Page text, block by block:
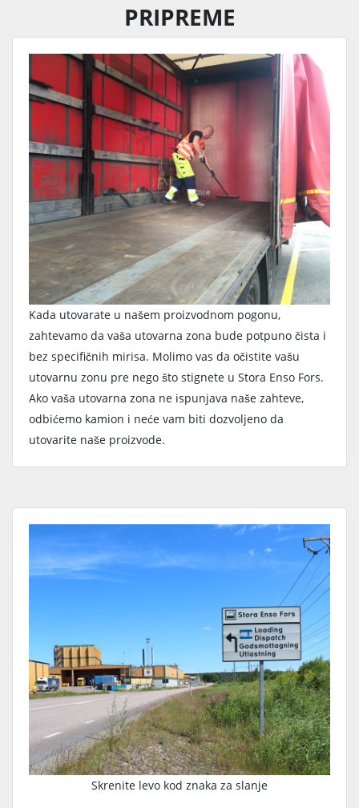
PRIPREME
Kada utovarate u našem proizvodnom pogonu,
zahtevamo da vaša utovarna zona bude potpuno čista i
bez specifičnih mirisa. Molimo vas da očistite vašu
utovarnu zonu pre nego što stignete u Stora Enso Fors.
Ako vaša utovarna zona ne ispunjava naše zahteve,
odbićemo kamion i neće vam biti dozvoljeno da
utovarite naše proizvode.
Skrenite levo kod znaka za slanje